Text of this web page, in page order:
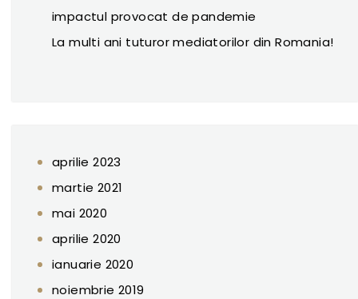
impactul provocat de pandemie
La multi ani tuturor mediatorilor din Romania!
aprilie 2023
martie 2021
mai 2020
aprilie 2020
ianuarie 2020
noiembrie 2019